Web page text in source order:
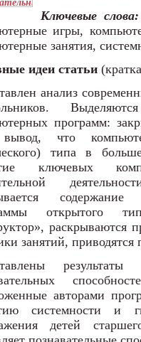
Ключевые
игры,
заня­тия,
идеи статьи
анализ
программ:
что
типа в
ключевых
содержание
открытого
занятий,
авторами
системности и
детей